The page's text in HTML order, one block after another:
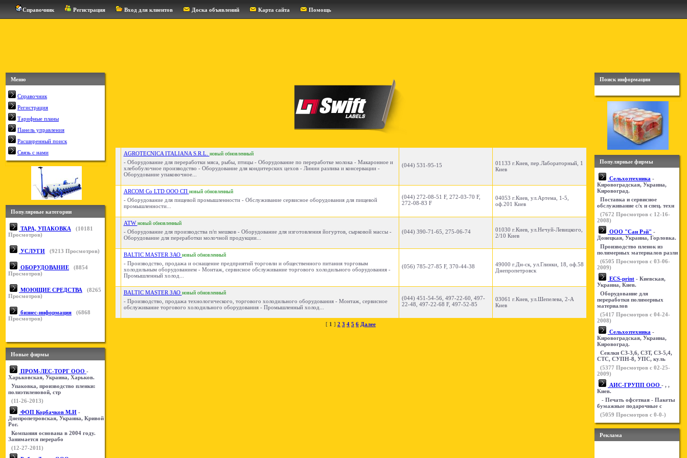
Справочник Регистрация Вход для клиентов Доска объявлений Карта сайта Помощь
Меню
Справочник
Регистрация
Тарифные планы
Панель управления
Расширенный поиск
Связь с нами
Популярные категории
ТАРА, УПАКОВКА (10181
Просмотров)
УСЛУГИ (9213 Просмотров)
ОБОРУДОВАНИЕ (8854
Просмотров)
МОЮЩИЕ СРЕДСТВА (8265
Просмотров)
бизнес-информация (6868
Просмотров)
Новые фирмы
ПРОМ-ЛЕС-ТОРГ ООО -
Харьковская, Украина, Харьков.
Упаковка, производство пленки:
полиэтиленовой, стр
(11-26-2013)
ФОП Корбачков М.И -
Днепропетровская, Украина, Кривой
Рог.
Компания основана в 2004 году.
Занимается перерабо
(12-27-2011)
AGROTECNICA ITALIANA S.R.L. новый обновленный
- Оборудование для переработки мяса, рыбы, птицы - Оборудование по переработке молока - Макаронное и
хлебобулочное производство - Оборудование для кондитерских цехов - Линии разлива и консервации -
Оборудование упаковочное...
(044) 531-95-15
01133 г.Киев, пер.Лабораторный, 1
Киев
ARCOM Co LTD ООО СП новый обновленный
- Оборудование для пищевой промышленности - Обслуживание сервисное оборудования для пищевой
промышленности...
(044) 272-08-51 F, 272-03-70 F,
272-08-83 F
04053 г.Киев, ул.Артема, 1-5,
оф.201 Киев
ATWновый обновленный
- Оборудование для производства п/п мешков - Оборудование для изготовления йогуртов, сырковой массы -
Оборудование для переработки молочной продукции...
(044) 390-71-65, 275-06-74
01030 г.Киев, ул.Нечуй-Левицкого,
2/10 Киев
BALTIC MASTER ЗАО новый обновленный
- Производство, продажа и оснащение предприятий торговли и общественного питания торговым
холодильным оборудованием - Монтаж, сервисное обслуживание торгового холодильного оборудования -
Промышленный холод...
(056) 785-27-85 F, 370-44-38
49000 г.Дн-ск, ул.Глинки, 18, оф.58
Днепропетровск
BALTIC MASTER ЗАО новый обновленный
- Производство, продажа технологического, торгового холодильного оборудования - Монтаж, сервисное
обслуживание торгового холодильного оборудования - Промышленный холод...
(044) 451-54-56, 497-22-60, 497-
22-48, 497-22-68 F, 497-52-85
03061 г.Киев, ул.Шепелева, 2-А
Киев
[ 1 ] 2 3 4 5 6 Далее
Поиск информации
Популярные фирмы
Сельхозтехника -
Кировоградская, Украина,
Кировоград.
Поставка и сервисное
обслуживание с/х и спец. техн
(7672 Просмотров с 12-16-
2008)
ООО "Сан Рэй" -
Донецкая, Украина, Горловка.
Производство пленок из
полимерных материалов разли
(6505 Просмотров с 03-06-
2009)
ECS-print - Киевская,
Украина, Киев.
Оборудование для
переработки полимерных
материалов
(5417 Просмотров с 04-24-
2008)
Сельхозтехника -
Кировоградская, Украина,
Кировоград.
Сеялки СЗ-3,6, СЗТ, СЗ-5,4,
СТС, СУПН-8, УПС, куль
(5377 Просмотров с 02-25-
2009)
АИС-ГРУПП ООО - , ,
Киев.
- Печать офсетная - Пакеты
бумажные подарочные с
(5059 Просмотров с 0-0-)
Реклама